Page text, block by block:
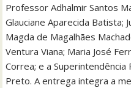
Professor Adhalmir Santos
Glauciane Aparecida Batista;
Magda de Magalhães
Ventura Viana; Maria José
Correa; e a
Preto. A entrega integra a